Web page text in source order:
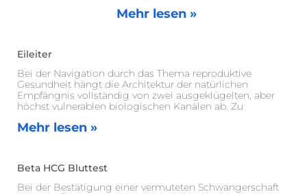
Mehr lesen »
Eileiter
Bei der Navigation durch das Thema reproduktive
Gesundheit hängt die Architektur der natürlichen
Empfängnis vollständig von zwei ausgeklügelten, aber
höchst vulnerablen biologischen Kanälen ab. Zu
Mehr lesen »
Beta HCG Bluttest
Bei der Bestätigung einer vermuteten Schwangerschaft